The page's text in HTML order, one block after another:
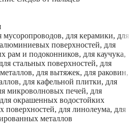
мусоропроводов, для керамики, для
поверхностей, для
рам и подоконников, для каучука,
стальных поверхностей, для
для вытяжек, для раковин,
для кафельной плитки, для
микроволновых печей, для
окрашенных водостойких
поверхностей, для линолеума, для
металлов